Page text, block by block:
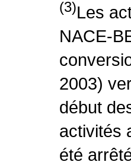
(3)Les
NACE-
2003)
début
activités
été